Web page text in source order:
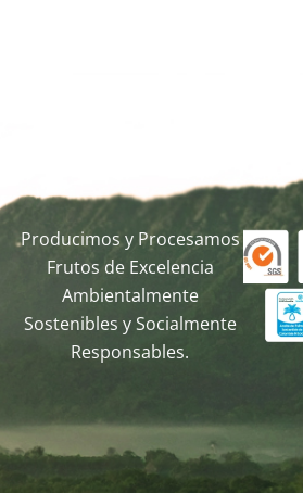
Producimos y Procesamos
Frutos de Excelencia
Ambientalmente
Sostenibles y Socialmente
Responsables.